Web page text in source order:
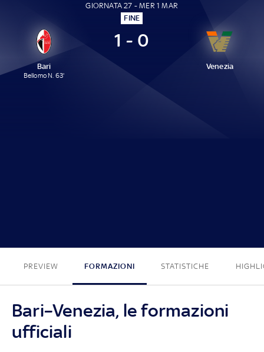
GIORNATA 27 - MER 1 MAR
FINE
Bari
Bellomo N. 63'
1 - 0
Venezia
PREVIEW FORMAZIONI STATISTICHE
Bari–Venezia, le formazioni
ufficiali